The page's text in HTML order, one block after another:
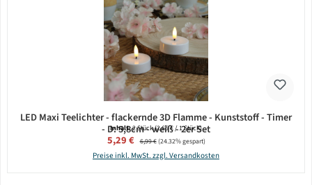
LED Maxi Teelichter - flackernde 3D Flamme - Kunststoff - Timer
- D: 5,8cm - weiß - 2er Set
Inhalt:2 Stück(2,65 € / 1 Stück)
Verkaufspreis:
5,29 € Regulärer Preis:
6,99 €(24.32% gespart)
Preise inkl. MwSt. zzgl. Versandkosten